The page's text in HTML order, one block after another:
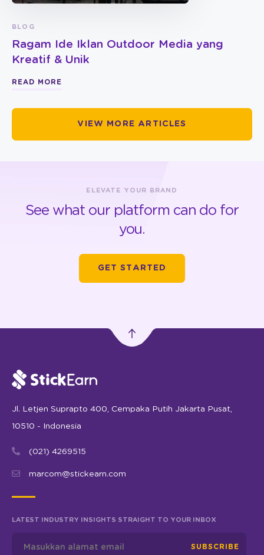
BLOG
Ragam Ide Iklan Outdoor Media yang
Kreatif & Unik
READ MORE
VIEW MORE ARTICLES
ELEVATE YOUR BRAND
See what our platform can do for
you.
GET STARTED
Jl. Letjen Suprapto 400, Cempaka Putih Jakarta Pusat,
10510 - Indonesia
(021) 4269515
marcom@stickearn.com
LATEST INDUSTRY INSIGHTS STRAIGHT TO YOUR INBOX
SUBSCRIBE